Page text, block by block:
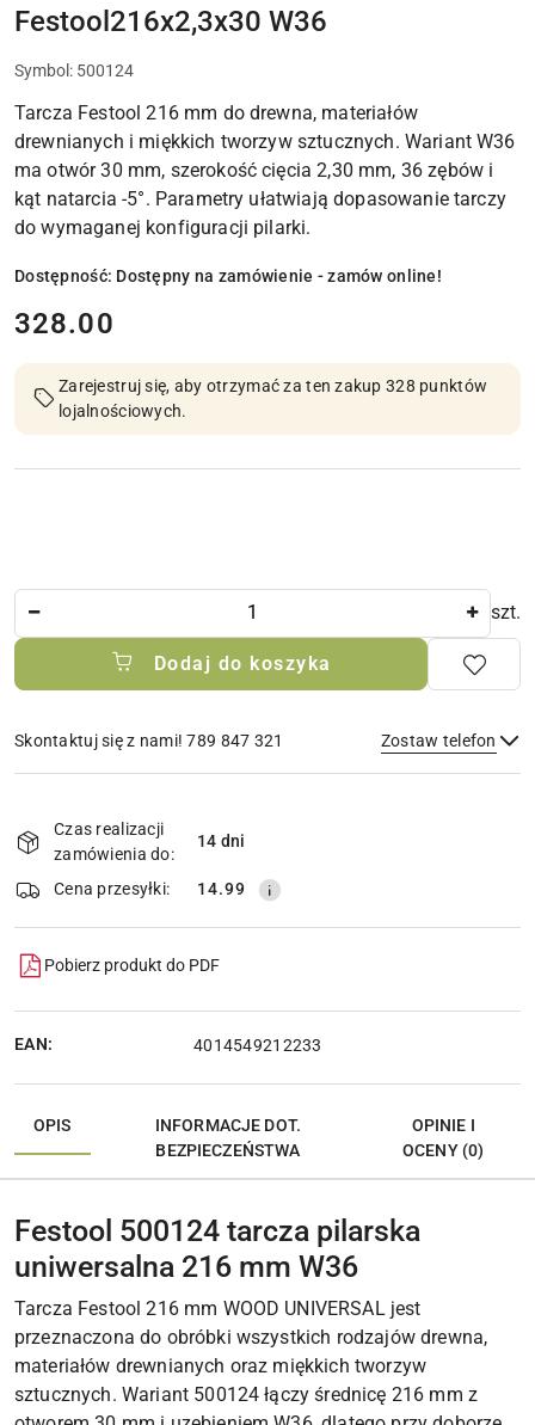
Festool216x2,3x30 W36
Symbol: 500124
Tarcza Festool 216 mm do drewna, materiałów
drewnianych i miękkich tworzyw sztucznych. Wariant W36
ma otwór 30 mm, szerokość cięcia 2,30 mm, 36 zębów i
kąt natarcia -5°. Parametry ułatwiają dopasowanie tarczy
do wymaganej konfiguracji pilarki.
Dostępność: Dostępny na zamówienie - zamów online!
cena:
328.00
Zarejestruj się, aby otrzymać za ten zakup 328 punktów
lojalnościowych.
szt.
Dodaj do koszyka
Skontaktuj się z nami! 789 847 321 Zostaw telefon
Wyślij
dostawa
Czas realizacji
zamówienia do:
14 dni
Cena przesyłki: 14.99
Pobierz produkt do PDF
EAN: 4014549212233
OPIS
INFORMACJE DOT.
BEZPIECZEŃSTWA
OPINIE I
OCENY (0)
Festool 500124 tarcza pilarska
uniwersalna 216 mm W36
Tarcza Festool 216 mm WOOD UNIVERSAL jest
przeznaczona do obróbki wszystkich rodzajów drewna,
materiałów drewnianych oraz miękkich tworzyw
sztucznych. Wariant 500124 łączy średnicę 216 mm z